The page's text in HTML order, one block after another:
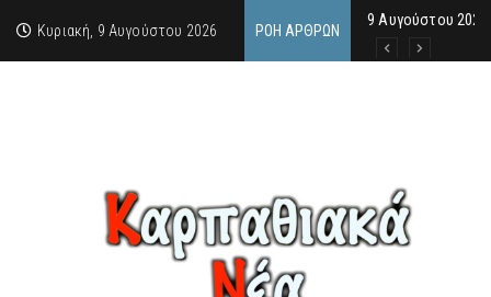
Κυριακή, 9 Αυγούστου 2026 ΡΟΉ ΆΡΘΡΩΝ
9 Αυγούστου
Μιχαέλα Σαρρή:
Από την Πάρο, μια